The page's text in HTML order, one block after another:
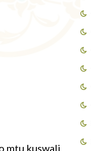
mtu kuswali